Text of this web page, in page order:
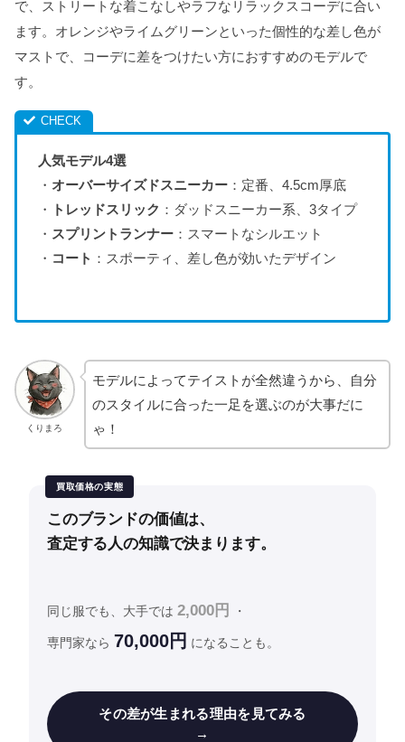
で、ストリートな着こなしやラフなリラックスコーデに合い
ます。オレンジやライムグリーンといった個性的な差し色が
マストで、コーデに差をつけたい方におすすめのモデルで
す。
人気モデル4選
・ オーバーサイズドスニーカー：定番、4.5cm厚底
・
トレッドスリック ：ダッドスニーカー系、3タイプ
・ スプリントランナー：スマートなシルエット
・ コート ：スポーティ、差し色が効いたデザイン
くりまろ
モデルによってテイストが全然違うから、自分
のスタイルに合った一足を選ぶのが大事だに
ゃ！
買取価格の実態
このブランドの価値は、
査定する人の知識で決まります。
同じ服でも、大手では 2,000円 ・
専門家なら 70,000円 になることも。
その差が生まれる理由を見てみる
→